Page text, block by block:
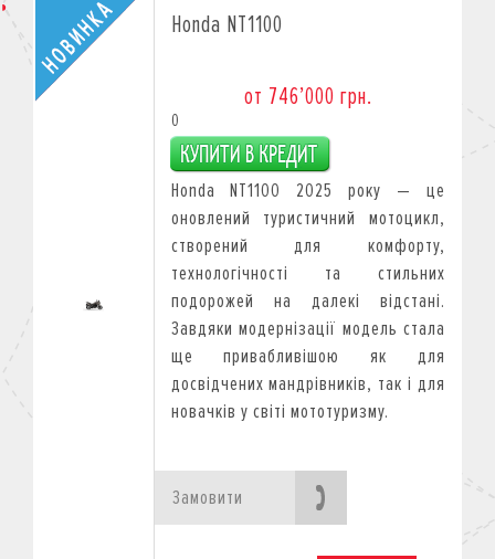
Honda NT1100
от 746’000 грн.
0
Honda NT1100 2025 року — це
оновлений туристичний мотоцикл,
створений для комфорту,
технологічності та стильних
подорожей на далекі відстані.
Завдяки модернізації модель стала
ще привабливішою як для
досвідчених мандрівників, так і для
новачків у світі мототуризму.
Замовити